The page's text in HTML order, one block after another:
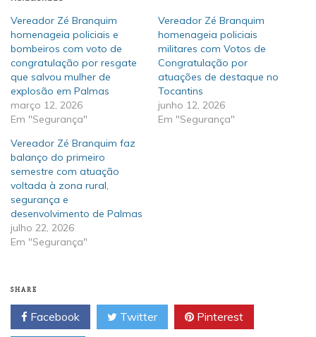
Vereador Zé Branquim
homenageia policiais e
bombeiros com voto de
congratulação por resgate
que salvou mulher de
explosão em Palmas
março 12, 2026
Em "Segurança"
Vereador Zé Branquim
homenageia policiais
militares com Votos de
Congratulação por
atuações de destaque no
Tocantins
junho 12, 2026
Em "Segurança"
Vereador Zé Branquim faz
balanço do primeiro
semestre com atuação
voltada à zona rural,
segurança e
desenvolvimento de Palmas
julho 22, 2026
Em "Segurança"
SHARE
Facebook Twitter Pinterest